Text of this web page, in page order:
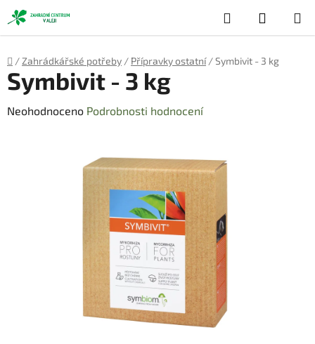
Přejít
na
obsah
Hledat
KOŠÍK
Domů
/ Zahrádkářské potřeby / Přípravky ostatní /Symbivit - 3 kg
Symbivit - 3 kg
Průměrné
Neohodnoceno Podrobnosti hodnocení